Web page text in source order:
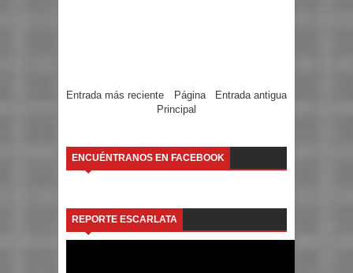
Entrada más reciente Entrada antigua
Página
Principal
ENCUÉNTRANOS EN FACEBOOK
REPORTE ESCARLATA